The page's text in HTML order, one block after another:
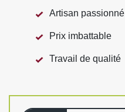
Artisan passionné
Prix imbattable
Travail de qualité